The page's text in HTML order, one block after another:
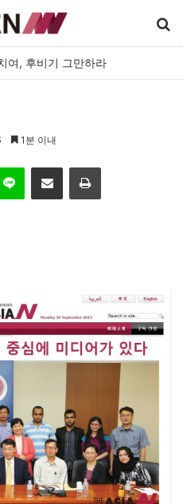
여, 후비기 그만하라
1분 이내
이메일